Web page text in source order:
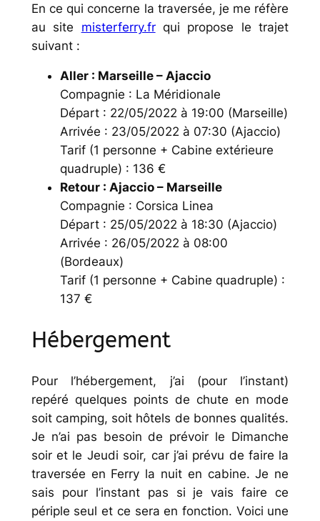
En ce qui concerne la traversée, je me réfère
au site misterferry.frqui propose le trajet
suivant :
Aller : Marseille – Ajaccio
Compagnie : La Méridionale
Départ : 22/05/2022 à 19:00 (Marseille)
Arrivée : 23/05/2022 à 07:30 (Ajaccio)
Tarif (1 personne + Cabine extérieure
quadruple) : 136 €
Retour : Ajaccio – Marseille
Compagnie : Corsica Linea
Départ : 25/05/2022 à 18:30 (Ajaccio)
Arrivée : 26/05/2022 à 08:00
(Bordeaux)
Tarif (1 personne + Cabine quadruple) :
137 €
Hébergement
Pour l’hébergement, j’ai (pour l’instant)
repéré quelques points de chute en mode
soit camping, soit hôtels de bonnes qualités.
Je n’ai pas besoin de prévoir le Dimanche
soir et le Jeudi soir, car j’ai prévu de faire la
traversée en Ferry la nuit en cabine. Je ne
sais pour l’instant pas si je vais faire ce
périple seul et ce sera en fonction. Voici une